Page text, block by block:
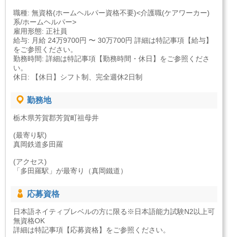
職種: 無資格(ホームヘルパー資格不要)<介護職(ケアワーカー)
系/ホームヘルパー>
雇用形態: 正社員
給与: 月給 24万9700円 〜 30万700円 詳細は特記事項【給与】
をご参照ください。
勤務時間: 詳細は特記事項【勤務時間・休日】をご参照くださ
い。
休日: 【休日】シフト制、完全週休2日制
勤務地
栃木県芳賀郡芳賀町祖母井
(最寄り駅)
真岡鉄道多田羅
(アクセス)
「多田羅駅」が最寄り（真岡鐵道）
応募資格
日本語ネイティブレベルの方に限る※日本語能力試験N2以上可
無資格OK
詳細は特記事項【応募資格】をご参照ください。